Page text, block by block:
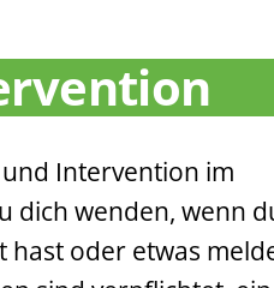
Intervention im
dich wenden, wenn
oder etwas